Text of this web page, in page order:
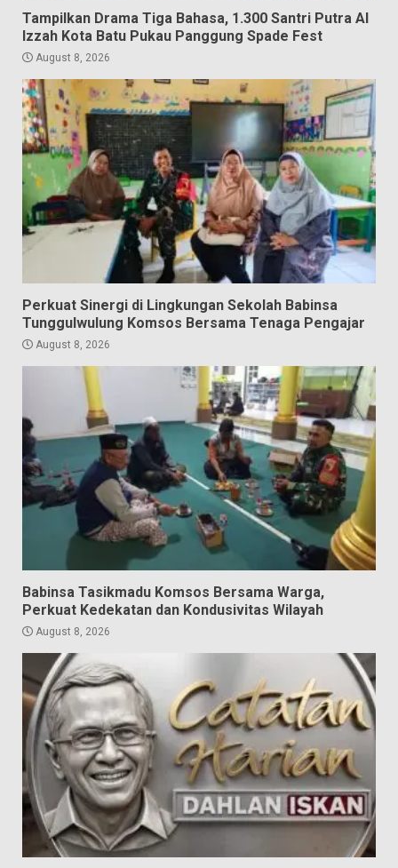
Tampilkan Drama Tiga Bahasa, 1.300 Santri Putra Al
Izzah Kota Batu Pukau Panggung Spade Fest
August 8, 2026
Perkuat Sinergi di Lingkungan Sekolah Babinsa
Tunggulwulung Komsos Bersama Tenaga Pengajar
August 8, 2026
Babinsa Tasikmadu Komsos Bersama Warga,
Perkuat Kedekatan dan Kondusivitas Wilayah
August 8, 2026